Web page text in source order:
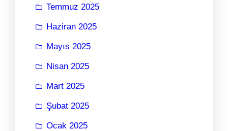
Temmuz 2025
Haziran 2025
Mayıs 2025
Nisan 2025
Mart 2025
Şubat 2025
Ocak 2025